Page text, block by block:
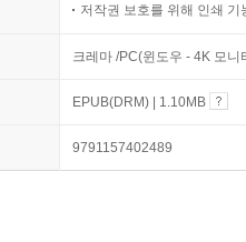
저작권 보호를 위해 인쇄 기
크레마 /PC(윈도우 - 4K 모
EPUB(DRM) | 1.10MB
9791157402489